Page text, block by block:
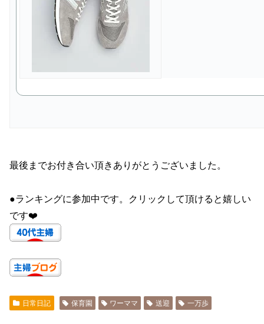
最後までお付き合い頂きありがとうございました。
●ランキングに参加中です。クリックして頂けると嬉しい
です❤️
日常日記 保育園 ワーママ 送迎 一万歩